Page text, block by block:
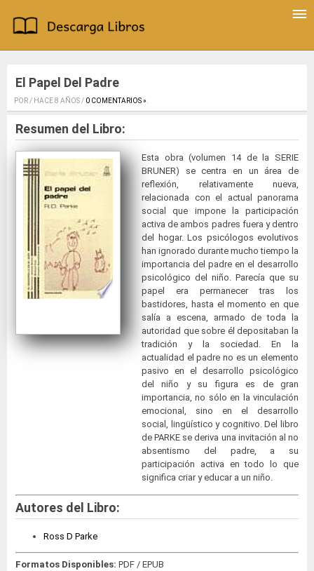
El Papel Del Padre
POR / HACE 8 AÑOS / 0 COMENTARIOS ».
Resumen del Libro:
Esta obra (volumen 14 de la SERIE
BRUNER) se centra en un área de
reflexión, relativamente nueva,
relacionada con el actual panorama
social que impone la participación
activa de ambos padres fuera y dentro
del hogar. Los psicólogos evolutivos
han ignorado durante mucho tiempo la
importancia del padre en el desarrollo
psicológico del niño. Parecía que su
papel era permanecer tras los
bastidores, hasta el momento en que
salía a escena, armado de toda la
autoridad que sobre él depositaban la
tradición y la sociedad. En la
actualidad el padre no es un elemento
pasivo en el desarrollo psicológico
del niño y su figura es de gran
importancia, no sólo en la vinculación
emocional, sino en el desarrollo
social, lingüístico y cognitivo. Del libro
de PARKE se deriva una invitación al no
absentismo del padre, a su
participación activa en todo lo que
significa criar y educar a un niño.
Autores del Libro:
Ross D Parke
Formatos Disponibles: PDF / EPUB